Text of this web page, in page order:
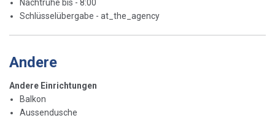
Nachtruhe bis - 8:00
Schlüsselübergabe - at_the_agency
Andere
Andere Einrichtungen
Balkon
Aussendusche